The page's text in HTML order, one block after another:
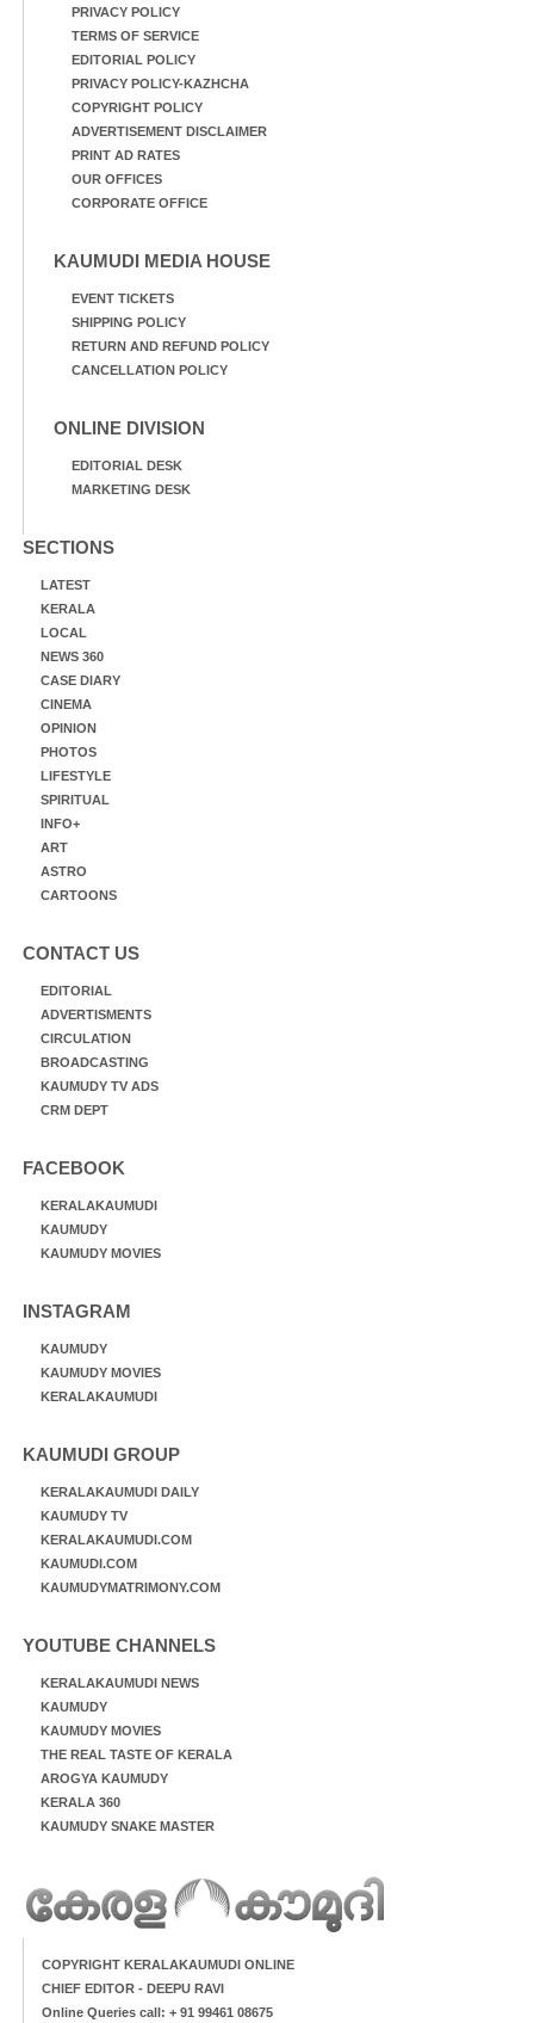
PRIVACY POLICY
TERMS OF SERVICE
EDITORIAL POLICY
PRIVACY POLICY-KAZHCHA
COPYRIGHT POLICY
ADVERTISEMENT DISCLAIMER
PRINT AD RATES
OUR OFFICES
CORPORATE OFFICE
KAUMUDI MEDIA HOUSE
EVENT TICKETS
SHIPPING POLICY
RETURN AND REFUND POLICY
CANCELLATION POLICY
ONLINE DIVISION
EDITORIAL DESK
MARKETING DESK
SECTIONS
LATEST
KERALA
LOCAL
NEWS 360
CASE DIARY
CINEMA
OPINION
PHOTOS
LIFESTYLE
SPIRITUAL
INFO+
ART
ASTRO
CARTOONS
CONTACT US
EDITORIAL
ADVERTISMENTS
CIRCULATION
BROADCASTING
KAUMUDY TV ADS
CRM DEPT
FACEBOOK
KERALAKAUMUDI
KAUMUDY
KAUMUDY MOVIES
INSTAGRAM
KAUMUDY
KAUMUDY MOVIES
KERALAKAUMUDI
KAUMUDI GROUP
KERALAKAUMUDI DAILY
KAUMUDY TV
KERALAKAUMUDI.COM
KAUMUDI.COM
KAUMUDYMATRIMONY.COM
YOUTUBE CHANNELS
KERALAKAUMUDI NEWS
KAUMUDY
KAUMUDY MOVIES
THE REAL TASTE OF KERALA
AROGYA KAUMUDY
KERALA 360
KAUMUDY SNAKE MASTER
COPYRIGHT KERALAKAUMUDI ONLINE
CHIEF EDITOR - DEEPU RAVI
Online Queries call: + 91 99461 08675